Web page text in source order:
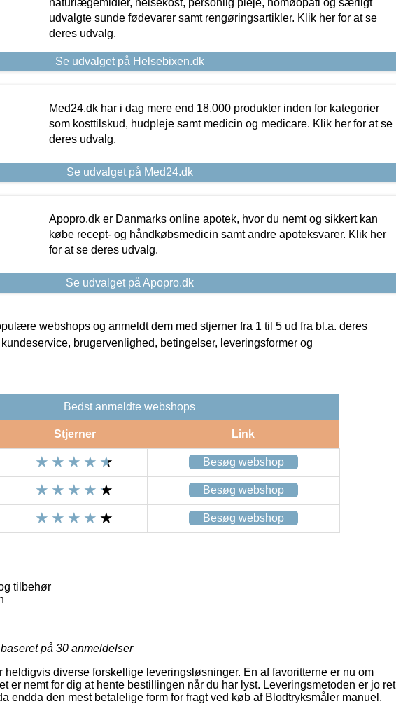
udvalgte sunde fødevarer samt rengøringsartikler. Klik her for at se
deres udvalg.
Se udvalget på Helsebixen.dk
Med24.dk har i dag mere end 18.000 produkter inden for kategorier
som kosttilskud, hudpleje samt medicin og medicare. Klik her for at se
deres udvalg.
Se udvalget på Med24.dk
Apopro.dk er Danmarks online apotek, hvor du nemt og sikkert kan
købe recept- og håndkøbsmedicin samt andre apoteksvarer. Klik her
for at se deres udvalg.
Se udvalget på Apopro.dk
webshops og anmeldt dem med stjerner fra 1 til 5 ud fra bl.a. deres
brugervenlighed, betingelser, leveringsformer og
Bedst anmeldte webshops
Stjerner Link
Besøg webshop
Besøg webshop
Besøg webshop
tilbehør
på 30 anmeldelser
heldigvis diverse forskellige leveringsløsninger. En af favoritterne er nu om
er nemt for dig at hente bestillingen når du har lyst. Leveringsmetoden er jo ret
endda den mest betalelige form for fragt ved køb af Blodtryksmåler manuel.